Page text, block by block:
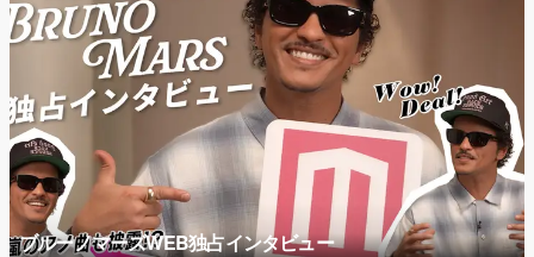
ブルーノマーズWEB独占インタビュー